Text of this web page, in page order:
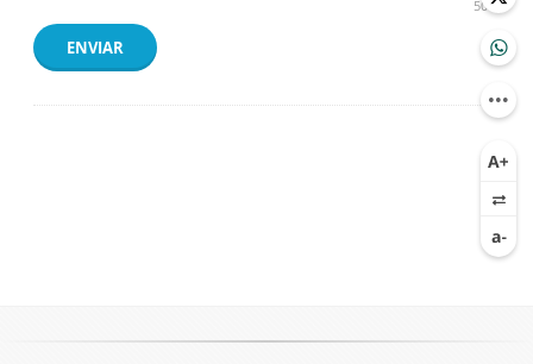
500
ENVIAR